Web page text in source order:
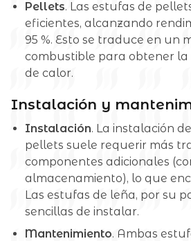
Pellets. Las estufas de
eficientes, alcanzando
95 %. Esto se traduce en un
combustible para obtener la
de calor.
Instalación y
Instalación. La instalación
pellets suele requerir más
componentes adicionales
almacenamiento), lo que
Las estufas de leña, por su
sencillas de instalar.
Mantenimiento. Ambas